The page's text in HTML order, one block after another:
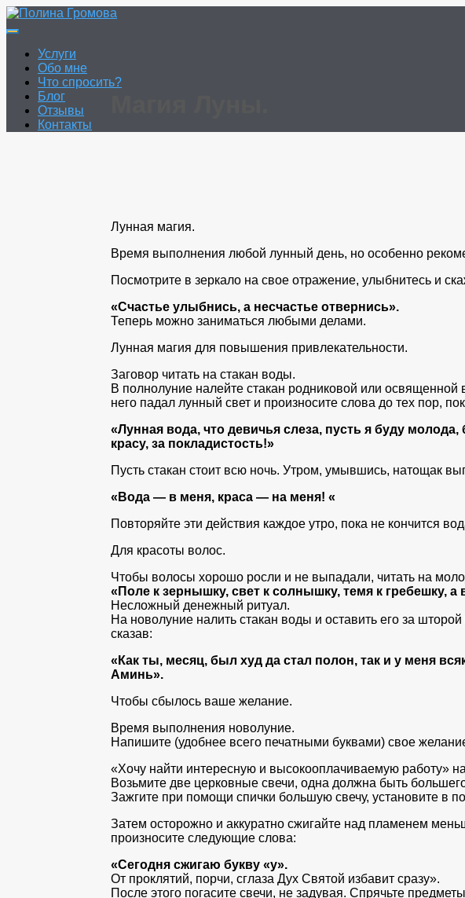
Перейти
к
Услуги
Обо мне
Что спросить?
Блог
Отзывы
Контакты
Лунная магия.
Время выполнения любой лунный день, но особенно
Посмотрите в зеркало на свое отражение, улыбнитесь и
«Счастье улыбнись, а несчастье отвернись».
Теперь можно заниматься любыми делами.
Лунная магия для повышения привлекательности.
Заговор читать на стакан воды.
В полнолуние налейте стакан родниковой или освященной
него падал лунный свет и произносите слова до тех пор,
«Лунная вода, что девичья слеза, пусть я буду
красу, за покладистость!»
Пусть стакан стоит всю ночь. Утром, умывшись, натощак
«Вода — в меня, краса — на меня! «
Повторяйте эти действия каждое утро, пока не кончится
Для красоты волос.
Чтобы волосы хорошо росли и не выпадали, читать на
«Поле к зернышку, свет к солнышку, темя к гребешку, а
Несложный денежный ритуал.
На новолуние налить стакан воды и оставить его за
сказав:
«Как ты, месяц, был худ да стал полон, так и у меня
Аминь».
Чтобы сбылось ваше желание.
Время выполнения новолуние.
Напишите (удобнее всего печатными буквами) свое
«Хочу найти интересную и высокооплачиваемую работу»
Возьмите две церковные свечи, одна должна быть
Зажгите при помощи спички большую свечу, установите в
Затем осторожно и аккуратно сжигайте над пламенем
произносите следующие слова:
«Сегодня сжигаю букву «у».
От проклятий, порчи, сглаза Дух Святой избавит сразу».
После этого погасите свечи, не задувая. Спрячьте